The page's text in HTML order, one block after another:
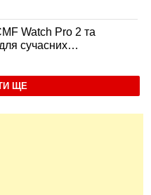
Watch Pro 2 та
сучасних
ЩЕ